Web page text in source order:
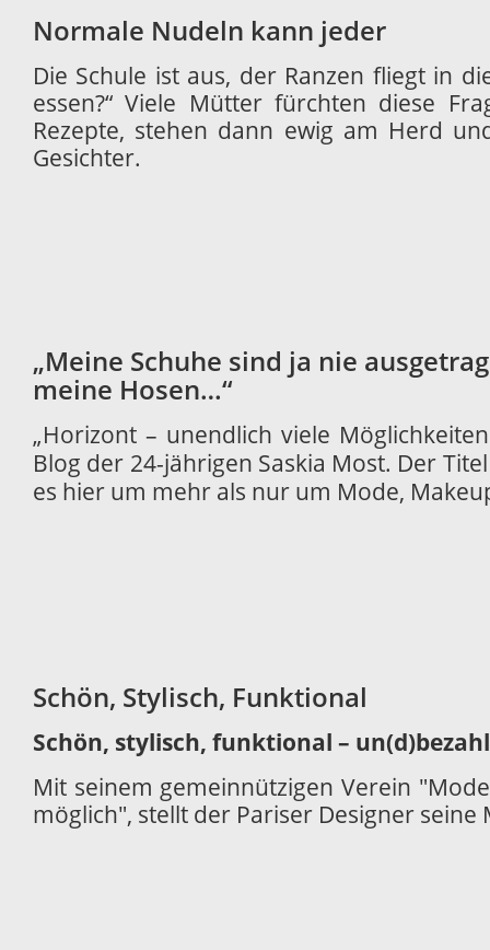
Normale Nudeln kann jeder
Die Schule ist aus, der Ranzen fliegt in
essen?“ Viele Mütter fürchten diese
Rezepte, stehen dann ewig am Herd
Gesichter.
„Meine Schuhe sind ja nie
meine Hosen…“
„Horizont – unendlich viele
Blog der 24-jährigen Saskia Most. Der
es hier um mehr als nur um Mode,
Schön, Stylisch, Funktional
Schön, stylisch, funktional –
Mit seinem gemeinnützigen Verein
möglich", stellt der Pariser Designer